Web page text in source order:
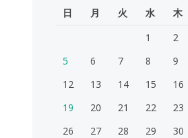
日
月 火 水 木
1
2
5
6 7 8 9
12
13 14 15 16
19
20 21 22 23
26
27 28 29 30